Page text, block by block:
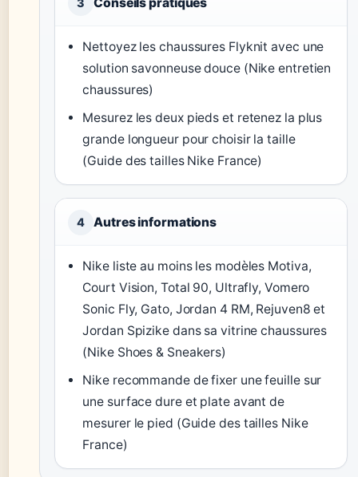
3
Nettoyez les chaussures Flyknit avec une
solution savonneuse douce (Nike entretien
chaussures)
Mesurez les deux pieds et retenez la plus
grande longueur pour choisir la taille
(Guide des tailles Nike France)
4 Autres informations
Nike liste au moins les modèles Motiva,
Court Vision, Total 90, Ultrafly, Vomero
Sonic Fly, Gato, Jordan 4 RM, Rejuven8 et
Jordan Spizike dans sa vitrine chaussures
(Nike Shoes & Sneakers)
Nike recommande de fixer une feuille sur
une surface dure et plate avant de
mesurer le pied (Guide des tailles Nike
France)